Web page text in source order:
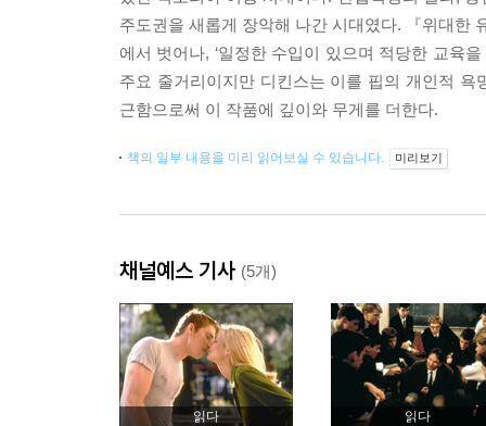
주도권을 새롭게 장악해 나간 시대였다. 『위대한
에서 벗어나, ‘일정한 수입이 있으며 적당한 교육
주요 줄거리이지만 디킨스는 이를 핍의 개인적
근함으로써 이 작품에 깊이와 무게를 더한다.
책의 일부 내용을 미리 읽어보실 수 있습니다. 미리보기
채널예스 기사 (5개)
읽다 읽다